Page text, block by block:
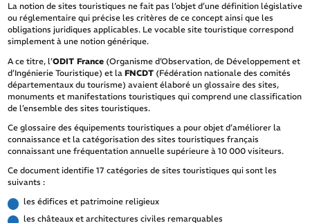
La notion de sites touristiques ne fait pas l’objet d’une définition législative
ou réglementaire qui précise les critères de ce concept ainsi que les
obligations juridiques applicables. Le vocable site touristique correspond
simplement à une notion générique.
A ce titre, l’ODIT France(Organisme d’Observation, de Développement et
d’Ingénierie Touristique) et la FNCDT(Fédération nationale des comités
départementaux du tourisme) avaient élaboré un glossaire des sites,
monuments et manifestations touristiques qui comprend une classification
de l’ensemble des sites touristiques.
Ce glossaire des équipements touristiques a pour objet d’améliorer la
connaissance et la catégorisation des sites touristiques français
connaissant une fréquentation annuelle supérieure à 10 000 visiteurs.
Ce document identifie 17 catégories de sites touristiques qui sont les
suivants :
les édifices et patrimoine religieux
les châteaux et architectures civiles remarquables